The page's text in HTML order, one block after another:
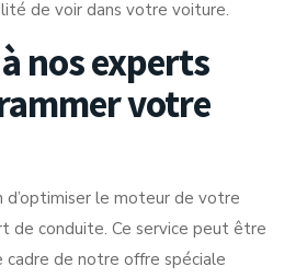
de voir dans votre voiture.
nos experts
votre
d’optimiser le moteur de votre
de conduite. Ce service peut être
cadre de notre offre spéciale